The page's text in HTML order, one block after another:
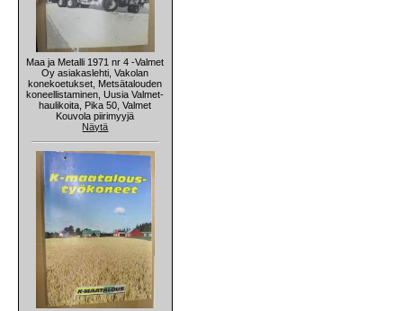
Maa ja Metalli 1971 nr 4 -Valmet
Oy asiakaslehti, Vakolan
konekoetukset, Metsätalouden
koneellistaminen, Uusia Valmet-
haulikoita, Pika 50, Valmet
Kouvola piirimyyjä
Näytä